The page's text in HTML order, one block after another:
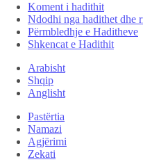
Koment i hadithit
Ndodhi nga hadithet dhe
Përmbledhje e Haditheve
Shkencat e Hadithit
Arabisht
Shqip
Anglisht
Pastërtia
Namazi
Agjërimi
Zekati